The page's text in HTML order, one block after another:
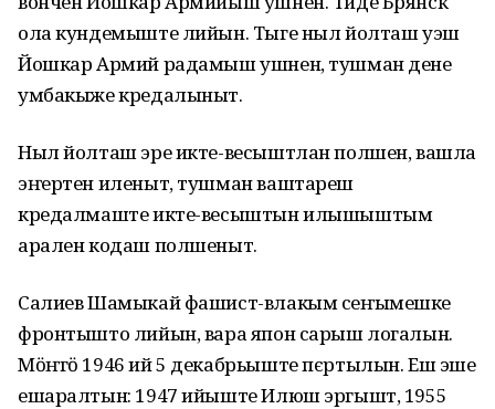
ола кундемыште лийын. Тыге ныл йолташ уэш
Йошкар Армий радамыш ушнен, тушман дене
умбакыже кредалыныт.
Ныл йолташ эре икте-весыштлан полшен, вашла
эҥертен иленыт, тушман ваштареш
кредалмаште икте-весыштын илышыштым
арален кодаш полшеныт.
Салиев Шамыкай фашист-влакым сеҥымешке
фронтышто лийын, вара япон сарыш логалын.
Мӧҥгӧ 1946 ий 5 декабрьыште пєртылын. Еш эше
ешаралтын: 1947 ийыште Илюш эргышт, 1955